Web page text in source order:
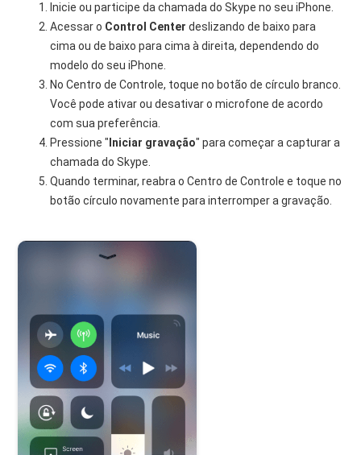
Inicie ou participe da chamada do Skype no seu iPhone.
Acessar o Control Center deslizando de baixo para
cima ou de baixo para cima à direita, dependendo do
modelo do seu iPhone.
No Centro de Controle, toque no botão de círculo branco.
Você pode ativar ou desativar o microfone de acordo
com sua preferência.
Pressione " Iniciar gravação" para começar a capturar a
chamada do Skype.
Quando terminar, reabra o Centro de Controle e toque no
botão círculo novamente para interromper a gravação.